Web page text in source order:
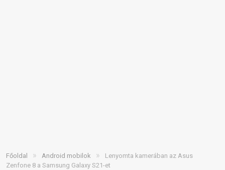
Főoldal » Android mobilok »
Lenyomta kamerában az Asus
Zenfone 8 a Samsung Galaxy S21-et